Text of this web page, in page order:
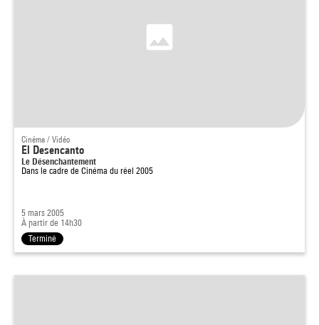
Cinéma / Vidéo
El Desencanto
Le Désenchantement
Dans le cadre de Cinéma du réel 2005
5 mars 2005
À partir de 14h30
Terminé